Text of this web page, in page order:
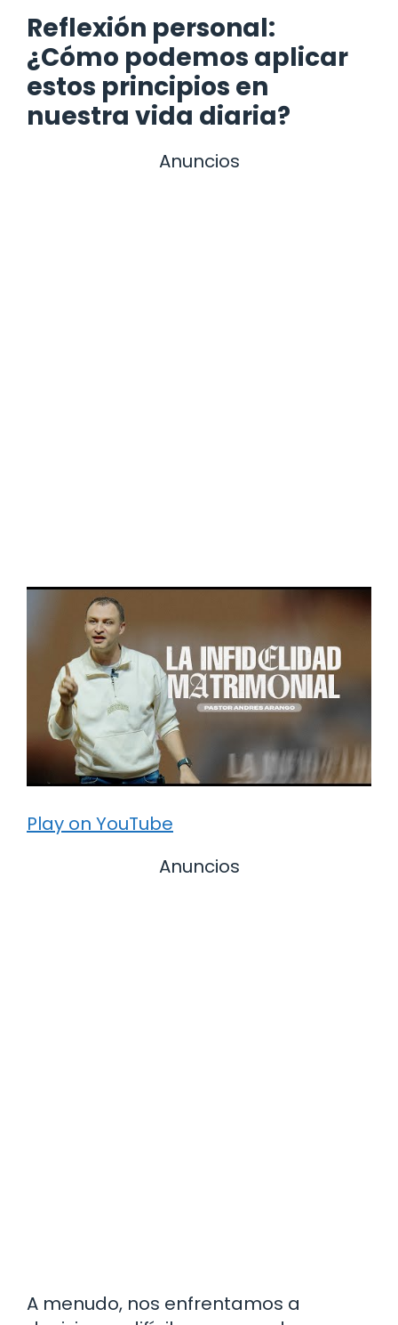
Reflexión personal:
¿Cómo podemos aplicar
estos principios en
nuestra vida diaria?
Anuncios
Play on YouTube
Anuncios
A menudo, nos enfrentamos a